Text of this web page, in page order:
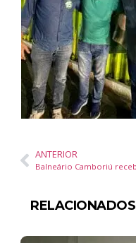
ANTERIOR
RELACIONADOS